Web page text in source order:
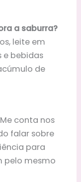
a saburra?
leite em
e bebidas
de
Me conta nos
falar sobre
para
pelo mesmo